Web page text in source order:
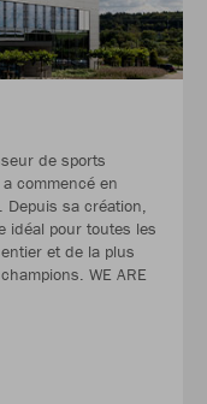
de sports
commencé en
sa création,
idéal pour toutes les
et de la plus
WE ARE